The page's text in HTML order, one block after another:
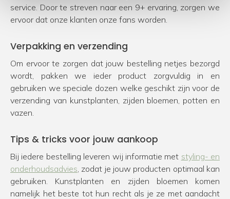
service. Door te streven naar een 9+ ervaring, zorgen we
ervoor dat onze klanten onze fans worden.
Verpakking en verzending
Om ervoor te zorgen dat jouw bestelling netjes bezorgd
wordt, pakken we ieder product zorgvuldig in en
gebruiken we speciale dozen welke geschikt zijn voor de
verzending van kunstplanten, zijden bloemen, potten en
vazen.
Tips & tricks voor jouw aankoop
Bij iedere bestelling leveren wij informatie met styling- en
onderhoudsadvies, zodat je jouw producten optimaal kan
gebruiken. Kunstplanten en zijden bloemen komen
namelijk het beste tot hun recht als je ze met aandacht